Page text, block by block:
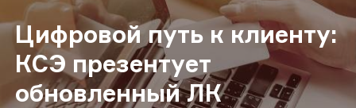
Цифровой путь к клиенту:
КСЭ презентует
обновленный ЛК